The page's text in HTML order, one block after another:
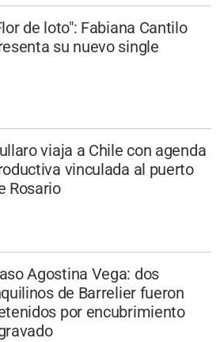
de loto": Fabiana Cantilo
su nuevo single
viaja a Chile con agenda
vinculada al puerto
Rosario
Agostina Vega: dos
de Barrelier fueron
por encubrimiento